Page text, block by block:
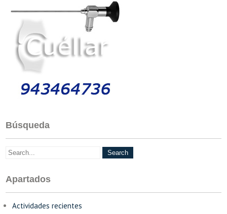
Búsqueda
Apartados
Actividades recientes